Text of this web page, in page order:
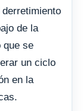
de la
que se
un ciclo
en la